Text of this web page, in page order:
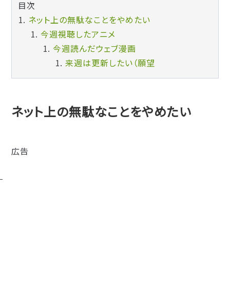
ネット上の無駄なことをやめたい
今週視聴したアニメ
今週読んだウェブ漫画
来週は更新したい（願望
ネット上の無駄なことをやめたい
広告